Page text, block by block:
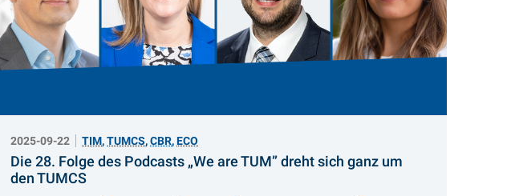
2025-09-22 TIM,TUMCS,CBR,ECO
Die 28. Folge des Podcasts „We are TUM” dreht sich ganz um
den TUMCS: